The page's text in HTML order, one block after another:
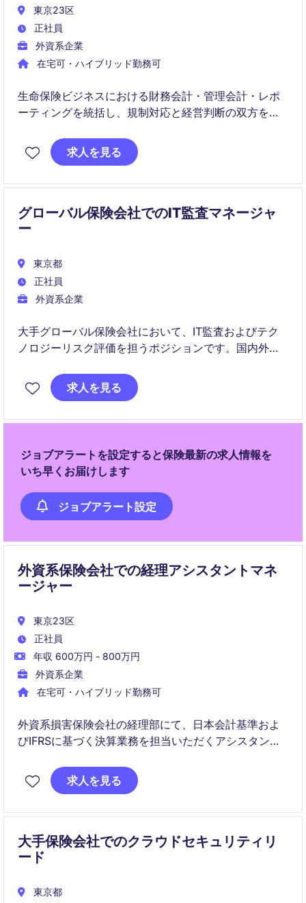
東京23区
正社員
外資系企業
在宅可・ハイブリッド勤務可
生命保険ビジネスにおける財務会計・管理会計・レポ
ーティングを統括し、規制対応と経営判断の双方を支
析・変革を推進する中核的な役割を担います。
求人を見る
グローバル保険会社でのIT監査マネージャ
ー
東京都
正社員
外資系企業
大手グローバル保険会社において、IT監査およびテク
ノロジーリスク評価を担うポジションです。国内外の
モダナイゼーションを含む重要プロジェクトの監査・
評価に携わります。
求人を見る
ジョブアラートを設定すると保険最新の求人情報を
いち早くお届けします
ジョブアラート設定
外資系保険会社での経理アシスタントマネ
ージャー
東京23区
正社員
年収 600万円 - 800万円
外資系企業
在宅可・ハイブリッド勤務可
外資系損害保険会社の経理部にて、日本会計基準およ
びIFRSに基づく決算業務を担当いただくアシスタント
ティングを通じて、業界未経験であっても保険業界に
関する知見も深めていただけます。
求人を見る
大手保険会社でのクラウドセキュリティリ
ード
東京都